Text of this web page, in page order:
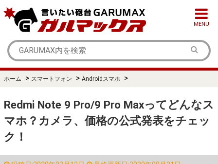
MENU
ホーム > スマートフォン > Androidスマホ >
Redmi Note 9 Pro/9 Pro Maxってどんなス
マホ？カメラ、価格の公式発表をチェッ
ク！